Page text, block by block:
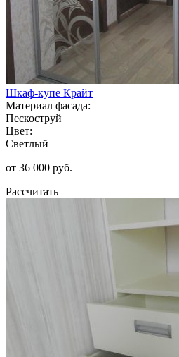
Шкаф-купе Крайт
Материал фасада:
Пескоструй
Цвет:
Светлый
от 36 000 руб.
Рассчитать